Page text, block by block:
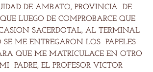
DE AMBATO, PROVINCIA DE
LUEGO DE COMPROBARCE QUE
SACERDOTAL, AL TERMINAL
SE ME ENTREGARON LOS PAPELES
QUE ME MATRICULACE EN OTRO
PADRE, EL PROFESOR VICTOR